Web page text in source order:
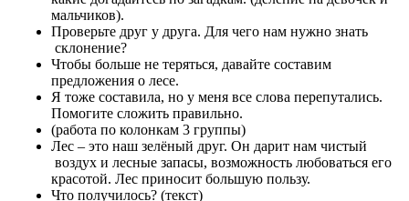
мальчиков).
Проверьте друг у друга. Для чего нам нужно знать
склонение?
Чтобы больше не теряться, давайте составим
предложения о лесе.
Я тоже составила, но у меня все слова перепутались.
Помогите сложить правильно.
(работа по колонкам 3 группы)
Лес – это наш зелёный друг. Он дарит нам чистый
воздух и лесные запасы, возможность любоваться его
красотой. Лес приносит большую пользу.
Что получилось? (текст)